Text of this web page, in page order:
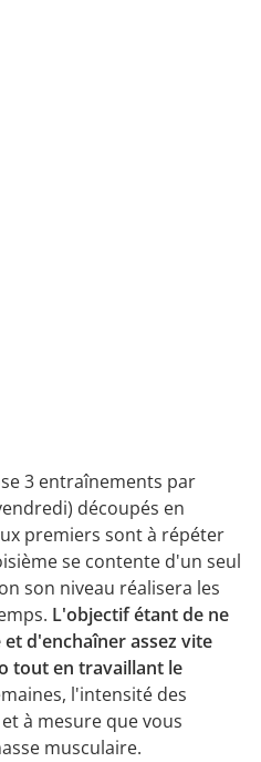
3 entraînements par
découpés en
premiers sont à répéter
se contente d'un seul
son niveau réalisera les
L'objectif étant de ne
d'enchaîner assez vite
tout en travaillant le
l'intensité des
à mesure que vous
musculaire.